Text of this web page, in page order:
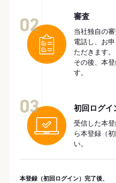
審査
当社独自の
電話し、お
ただきます。
その後、本
す。
初回ログイ
受信した本
ら本登録（
い。
本登録（初回ログイン）完了後、